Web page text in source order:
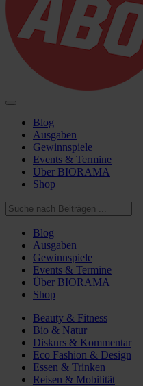
Blog
Ausgaben
Gewinnspiele
Events & Termine
Über BIORAMA
Shop
Blog
Ausgaben
Gewinnspiele
Events & Termine
Über BIORAMA
Shop
Beauty & Fitness
Bio & Natur
Diskurs & Kommentar
Eco Fashion & Design
Essen & Trinken
Reisen & Mobilität